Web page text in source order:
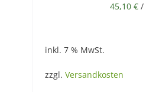
45,10 € /
inkl. 7 % MwSt.
zzgl. Versandkosten